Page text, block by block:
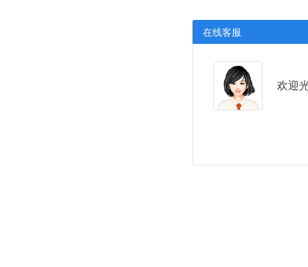
在线客服
欢迎